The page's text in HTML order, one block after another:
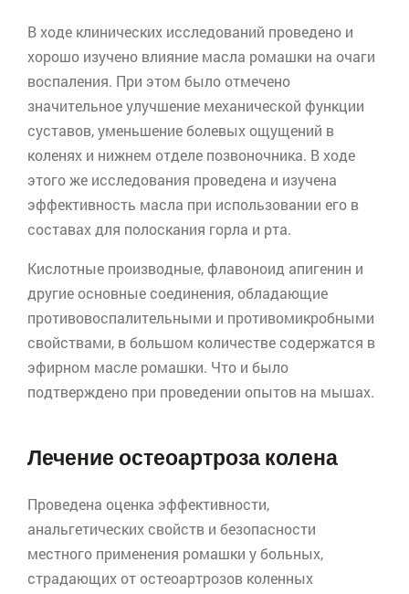
В ходе клинических исследований проведено и
хорошо изучено влияние масла ромашки на очаги
воспаления. При этом было отмечено
значительное улучшение механической функции
суставов, уменьшение болевых ощущений в
коленях и нижнем отделе позвоночника. В ходе
этого же исследования проведена и изучена
эффективность масла при использовании его в
составах для полоскания горла и рта.
Кислотные производные,флавоноид апигенин и
другие основные соединения, обладающие
противовоспалительными и противомикробными
свойствами, в большом количестве содержатся в
эфирном масле ромашки. Что и было
подтверждено при проведении опытов на мышах.
Лечение остеоартроза колена
Проведена оценка эффективности,
анальгетических свойств и безопасности
местного применения ромашки у больных,
страдающих отостеоартрозов коленных